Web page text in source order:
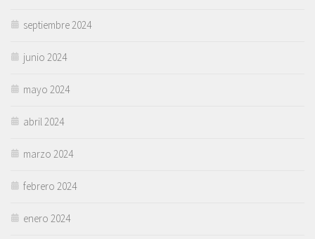
septiembre 2024
junio 2024
mayo 2024
abril 2024
marzo 2024
febrero 2024
enero 2024